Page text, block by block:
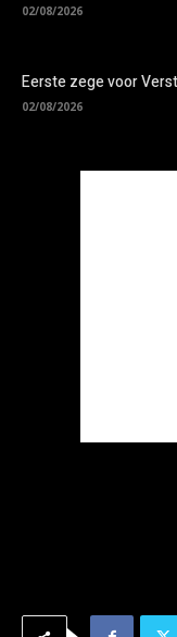
02/08/2026
Eerste zege voor
02/08/2026